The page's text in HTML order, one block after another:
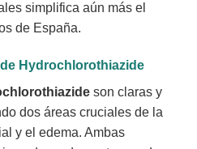
simplifica aún más el
de España.
Hydrochlorothiazide
son claras y
dos áreas cruciales de la
y el edema. Ambas